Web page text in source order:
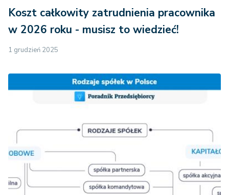
Koszt całkowity zatrudnienia pracownika
w 2026 roku - musisz to wiedzieć!
1 grudzień 2025